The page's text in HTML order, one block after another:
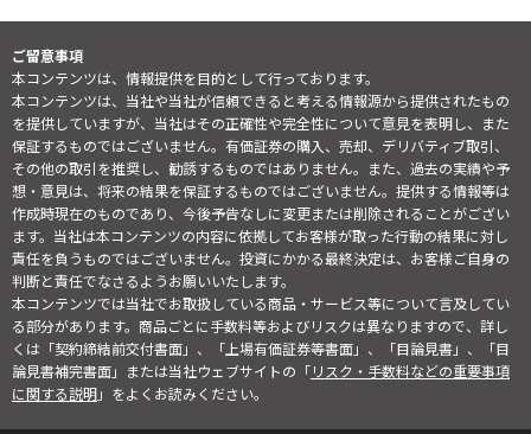
ご留意事項
本コンテンツは、情報提供を目的として行っております。
本コンテンツは、当社や当社が信頼できると考える情報源から提供されたもの
を提供していますが、当社はその正確性や完全性について意見を表明し、また
保証するものではございません。有価証券の購入、売却、デリバティブ取引、
その他の取引を推奨し、勧誘するものではありません。また、過去の実績や予
想・意見は、将来の結果を保証するものではございません。提供する情報等は
作成時現在のものであり、今後予告なしに変更または削除されることがござい
ます。当社は本コンテンツの内容に依拠してお客様が取った行動の結果に対し
責任を負うものではございません。投資にかかる最終決定は、お客様ご自身の
判断と責任でなさるようお願いいたします。
本コンテンツでは当社でお取扱している商品・サービス等について言及してい
る部分があります。商品ごとに手数料等およびリスクは異なりますので、詳し
くは「契約締結前交付書面」、「上場有価証券等書面」、「目論見書」、「目
論見書補完書面」または当社ウェブサイトの「リスク・手数料などの重要事項
に関する説明」をよくお読みください。